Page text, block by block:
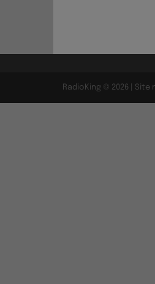
RadioKing © 2026 | Site